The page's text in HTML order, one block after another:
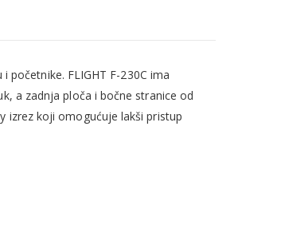
FLIGHT F-230C ima
a zadnja ploča i bočne stranice od
izrez koji omogućuje lakši pristup